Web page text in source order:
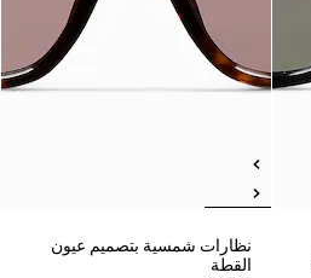
نظارات شمسية بتصميم عيون
القطة